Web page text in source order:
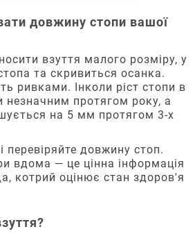
довжину стопи вашої
взуття малого розміру, у
та скривиться осанка.
ривками. Інколи ріст стопи в
протягом року, а
на 5 мм протягом 3-х
перевіряйте довжину стоп.
вдома — це цінна інформація
котрий оцінює стан здоров'я